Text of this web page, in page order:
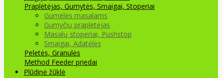
Praplėtėjas, Gumytės, Smaigai, Stoperiai
Gumelės masalams
Gumyčių prapletėjas
Masalų stoperiai, Pushstop
Smaigai, Adatėlės
Peletės, Granulės
Method Feeder priedai
Plūdinė žūklė